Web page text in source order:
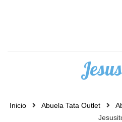
Inicio Abuela Tata Outlet